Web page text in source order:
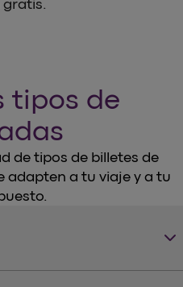
gratis.
tipos de
de tipos de billetes de
adapten a tu viaje y a tu
keyboard_arrow_down